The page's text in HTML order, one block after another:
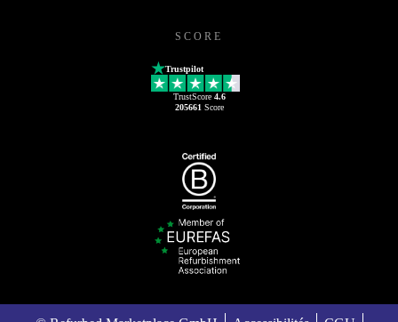
SCORE
Trustpilot
TrustScore 4.6
205661 Score